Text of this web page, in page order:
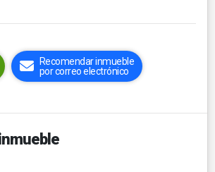
Recomendar inmueble
por correo electrónico